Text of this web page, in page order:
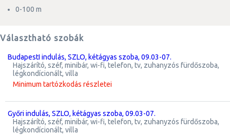
0-100 m
Választható szobák
BudapestI indulás, SZLO, kétágyas szoba, 09.03-07.
hajszárító, széf, minibár, wi-fi, telefon, tv, zuhanyzós fürdőszoba,
légkondícionált, villa
Minimum tartózkodás részletei
Győri indulás, SZLO, kétágyas szoba, 09.03-07.
hajszárító, széf, minibár, wi-fi, telefon, tv, zuhanyzós fürdőszoba,
légkondícionált, villa